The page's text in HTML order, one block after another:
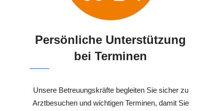
Persönliche Unterstützung
bei Terminen
Unsere Betreuungskräfte begleiten Sie sicher zu
Arztbesuchen und wichtigen Terminen, damit Sie